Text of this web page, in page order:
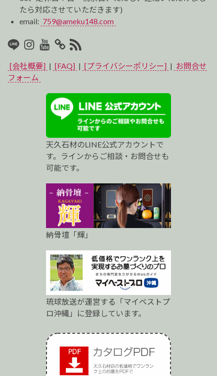
たら対応させていただきます)
email: 759@ameku148.com
LINEInstagram
Youtube
マ
イ
ス
ト
ロ
RSS2
[会社概要] | [FAQ] | [プライバシーポリシー] | お問合せ
フォーム
天久石材のLINE公式アカウントで
す。ラインからご相談・お問合せも
可能です。
納骨壇「輝」
琉球放送が運営する「マイベストプ
ロ沖縄」に登録しています。